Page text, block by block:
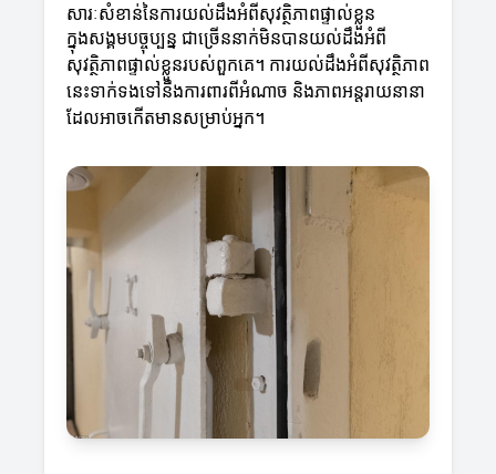
សារៈសំខាន់នៃការយល់ដឹងអំពីសុវត្ថិភាពផ្ទាល់ខ្លួន
ក្នុងសង្គមបច្ចុប្បន្ន ជាច្រើននាក់មិនបានយល់ដឹងអំពី
សុវត្ថិភាពផ្ទាល់ខ្លួនរបស់ពួកគេ។ ការយល់ដឹងអំពីសុវត្ថិភាព
នេះទាក់ទងទៅនឹងការពារពីអំណាច និងភាពអន្ដរាយនានា
ដែលអាចកើតមានសម្រាប់អ្នក។